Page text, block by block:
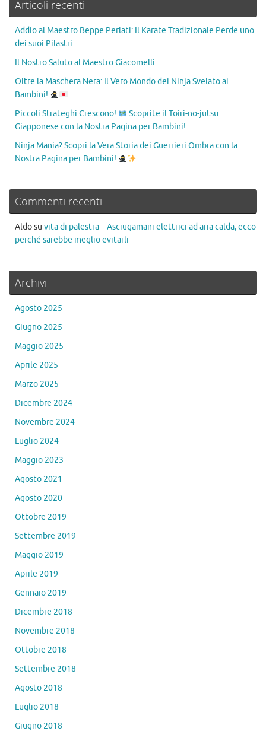
Articoli recenti
Addio al Maestro Beppe Perlati: Il Karate Tradizionale Perde uno
dei suoi Pilastri
Il Nostro Saluto al Maestro Giacomelli
Oltre la Maschera Nera: Il Vero Mondo dei Ninja Svelato ai
Bambini!
Piccoli Strateghi Crescono!
Scoprite il Toiri-no-jutsu
Giapponese con la Nostra Pagina per Bambini!
Ninja Mania? Scopri la Vera Storia dei Guerrieri Ombra con la
Nostra Pagina per Bambini!
Commenti recenti
Aldosu vita di palestra – Asciugamani elettrici ad aria calda, ecco
perché sarebbe meglio evitarli
Archivi
Agosto 2025
Giugno 2025
Maggio 2025
Aprile 2025
Marzo 2025
Dicembre 2024
Novembre 2024
Luglio 2024
Maggio 2023
Agosto 2021
Agosto 2020
Ottobre 2019
Settembre 2019
Maggio 2019
Aprile 2019
Gennaio 2019
Dicembre 2018
Novembre 2018
Ottobre 2018
Settembre 2018
Agosto 2018
Luglio 2018
Giugno 2018